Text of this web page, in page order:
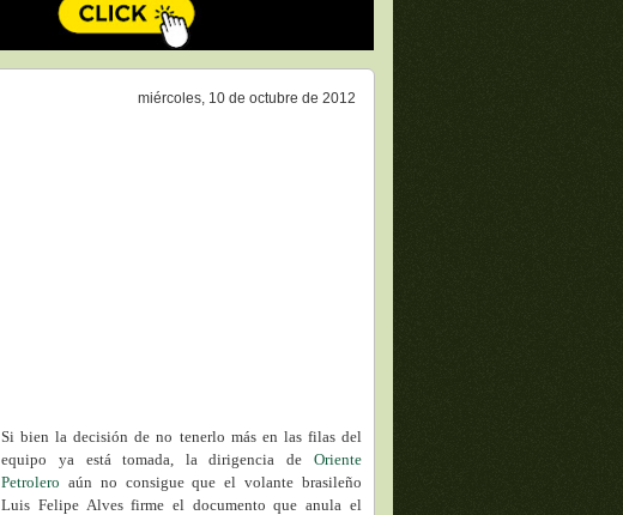
miércoles, 10 de octubre de 2012
Si bien la decisión de no tenerlo más en las filas del
equipo ya está tomada, la dirigencia de Oriente
Petrolero aún no consigue que el volante brasileño
Luis Felipe Alves firme el documento que anula el